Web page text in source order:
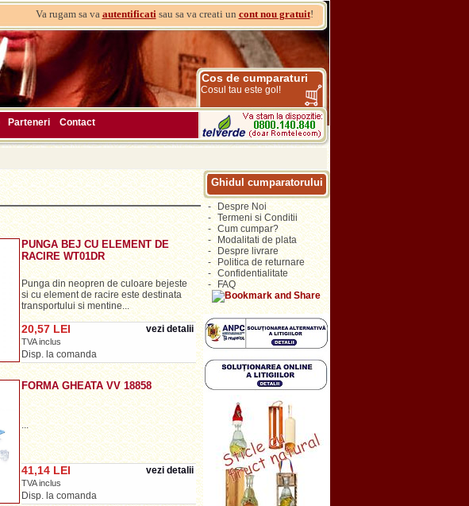
Va rugam sa va autentificatisau sa va creati un cont nou gratuit!
Cos de cumparaturi
Cosul tau este gol!
Parteneri Contact
PUNGA BEJ CU ELEMENT DE
RACIRE WT01DR
Punga din neopren de culoare bejeste
si cu element de racire este destinata
transportului si mentine...
20,57 LEI
TVA inclus
Disp. la comanda
vezi detalii
FORMA GHEATA VV 18858
...
41,14 LEI
TVA inclus
Disp. la comanda
vezi detalii
Ghidul cumparatorului
- Despre Noi
- Termeni si Conditii
- Cum cumpar?
- Modalitati de plata
- Despre livrare
- Politica de returnare
- Confidentialitate
- FAQ